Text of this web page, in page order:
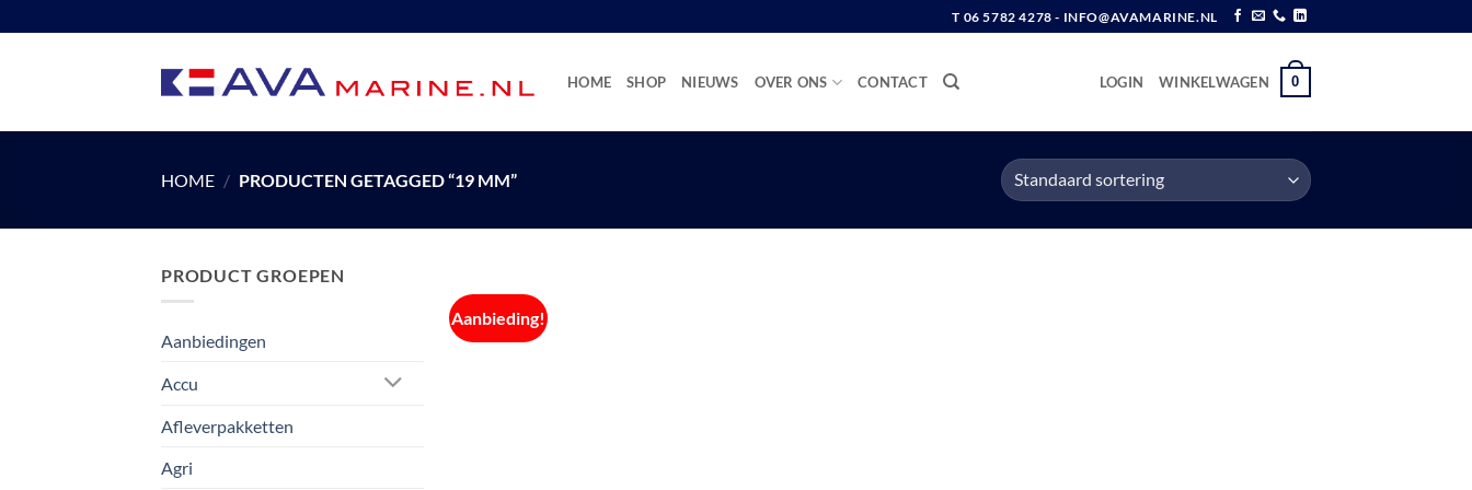
naar
T 06 5782 4278 - INFO@AVAMARINE.NL
HOME SHOP NIEUWS OVER ONS CONTACT LOGIN WINKELWAGEN 0
HOME / PRODUCTEN GETAGGED “19 MM”
PRODUCT GROEPEN
Aanbiedingen
Accu
Afleverpakketten
Agri
Aanbieding!